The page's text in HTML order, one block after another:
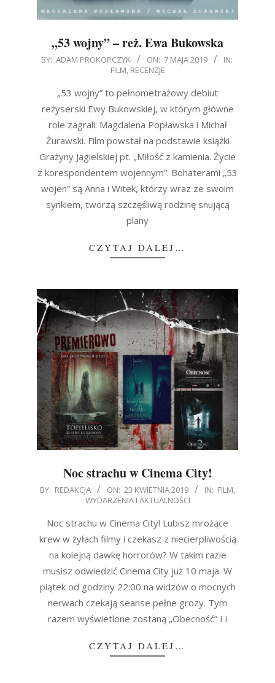
„53 wojny” – reż. Ewa Bukowska
2019-
BY: ADAM PROKOPCZYK ON: 7 MAJA 2019
IN:
FILM, RECENZJE
„53 wojny” to pełnometrażowy debiut
reżyserski Ewy Bukowskiej, w którym główne
role zagrali: Magdalena Popławska i Michał
Żurawski. Film powstał na podstawie książki
Grażyny Jagielskiej pt. „Miłość z kamienia. Życie
z korespondentem wojennym”. Bohaterami „53
wojen” są Anna i Witek, którzy wraz ze swoim
synkiem, tworzą szczęśliwą rodzinę snującą
plany
CZYTAJ DALEJ…
Noc strachu w Cinema City!
2019-
BY: REDAKCJA ON: 23 KWIETNIA 2019 IN: FILM
WYDARZENIA I AKTUALNOŚCI
Noc strachu w Cinema City! Lubisz mrożące
krew w żyłach filmy i czekasz z niecierpliwością
na kolejną dawkę horrorów? W takim razie
musisz odwiedzić Cinema City już 10 maja. W
piątek od godziny 22:00 na widzów o mocnych
nerwach czekają seanse pełne grozy. Tym
razem wyświetlone zostaną „Obecność” I i
CZYTAJ DALEJ…